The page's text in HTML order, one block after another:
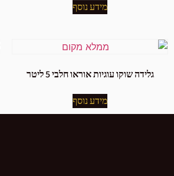
מידע נוסף
גלידה שוקו עוגיות אוראו חלבי 5 ליטר
מידע נוסף